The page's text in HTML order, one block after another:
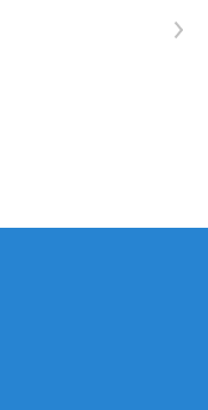
Nächster Artikel